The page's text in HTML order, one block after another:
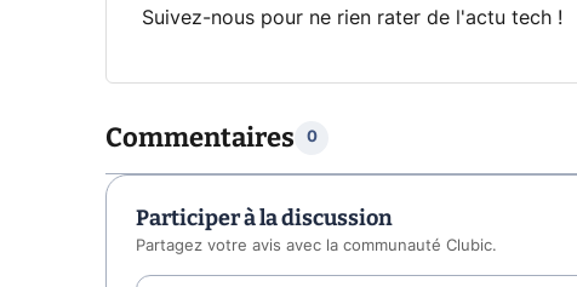
Suivez-nous pour ne rien rater de l'actu tech !
Commentaires 0
Participer à la discussion
Partagez votre avis avec la communauté Clubic.